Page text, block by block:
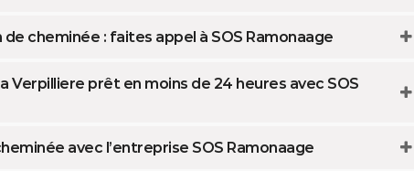
cheminée : faites appel à SOS Ramonaage
Verpilliere prêt en moins de 24 heures avec SOS
avec l’entreprise SOS Ramonaage